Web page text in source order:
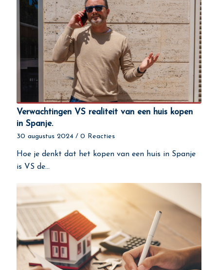
Verwachtingen VS realiteit van een huis kopen
in Spanje.
30 augustus 2024 / 0 Reacties
Hoe je denkt dat het kopen van een huis in Spanje
is VS de…